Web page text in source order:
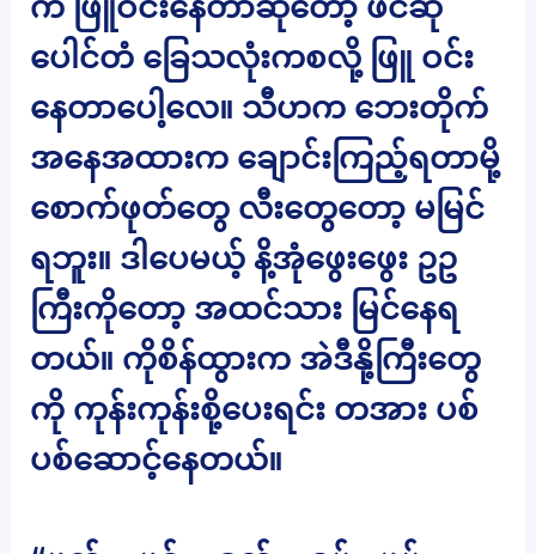
ပေါင်တံ ခြေသလုံးကစလို့ ဖြူ ဝင်း
နေတာပေါ့လေ။ သီဟက ဘေးတိုက်
အနေအထားက ချောင်းကြည့်ရတာမို့
စောက်ဖုတ်တွေ လီးတွေတော့ မမြင်
ရဘူး။ ဒါပေမယ့် နိ့အုံဖွေးဖွေး ဥဥ
ကြီးကိုတော့ အထင်သား မြင်နေရ
တယ်။ ကိုစိန်ထွားက အဲဒီနို့ကြီးတွေ
ကို ကုန်းကုန်းစို့ပေးရင်း တအား ပစ်
ပစ်ဆောင့်နေတယ်။